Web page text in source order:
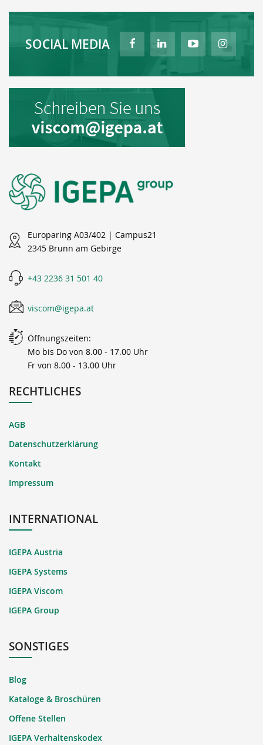
SOCIAL MEDIA
Europaring A03/402 | Campus21
2345 Brunn am Gebirge
+43 2236 31 501 40
viscom@igepa.at
Öffnungszeiten:
Mo bis Do von 8.00 - 17.00 Uhr
Fr von 8.00 - 13.00 Uhr
RECHTLICHES
AGB
Datenschutzerklärung
Kontakt
Impressum
INTERNATIONAL
IGEPA Austria
IGEPA Systems
IGEPA Viscom
IGEPA Group
SONSTIGES
Blog
Kataloge & Broschüren
Offene Stellen
IGEPA Verhaltenskodex